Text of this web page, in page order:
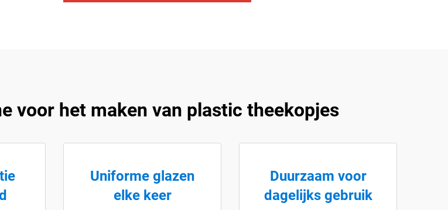
voor het maken van plastic theekopjes
Uniforme glazen
elke keer
Duurzaam voor
dagelijks gebruik